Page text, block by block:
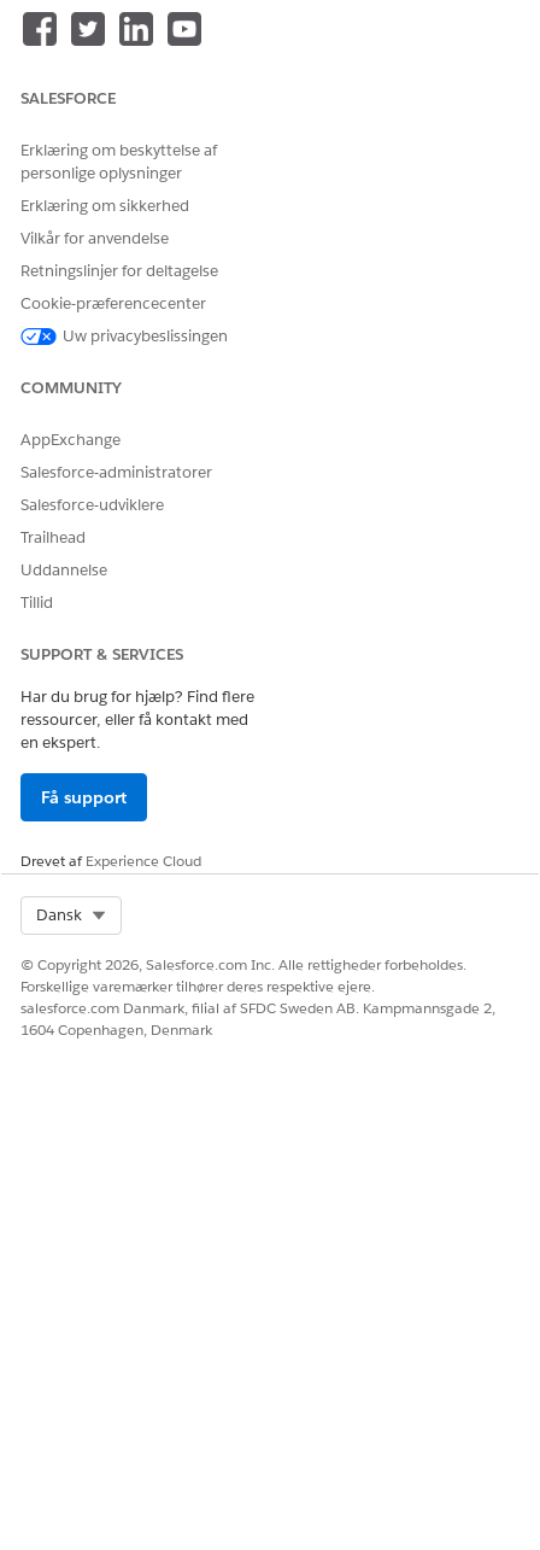
udvide og tilpasse konfigurationen for køretøjs- og aktivudlån.
Giv os besked, så vi kan forbedre os!
SALESFORCE
Erklæring om beskyttelse af
personlige oplysninger
Erklæring om sikkerhed
Vilkår for anvendelse
Retningslinjer for deltagelse
Cookie-præferencecenter
Uw privacybeslissingen
COMMUNITY
AppExchange
Salesforce-administratorer
Salesforce-udviklere
Trailhead
Uddannelse
Tillid
SUPPORT & SERVICES
Har du brug for hjælp? Find flere
ressourcer, eller få kontakt med
en ekspert.
Få support
Drevet afExperience Cloud
Dansk
© Copyright 2026, Salesforce.com Inc. Alle rettigheder forbeholdes.
Forskellige varemærker tilhører deres respektive ejere.
salesforce.com Danmark, filial af SFDC Sweden AB. Kampmannsgade 2,
1604 Copenhagen, Denmark